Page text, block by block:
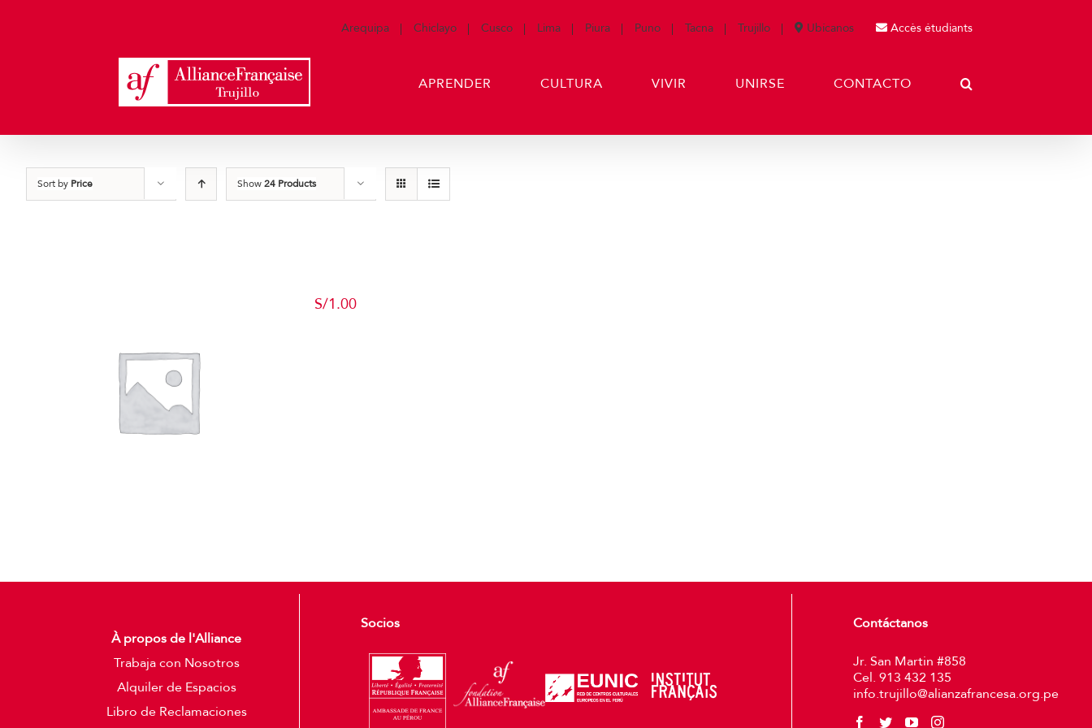
Arequipa Chiclayo Cusco Lima Piura Puno Tacna Trujillo Ubícanos Accès étudiants
APRENDER CULTURA VIVIR UNIRSE CONTACTO
Sort by Price Show24 Products
S/1.00
À propos de l'Alliance
Trabaja con Nosotros
Alquiler de Espacios
Libro de Reclamaciones
Socios Contáctanos
Jr. San Martin #858
Cel. 913 432 135
info.trujillo@alianzafrancesa.org.pe